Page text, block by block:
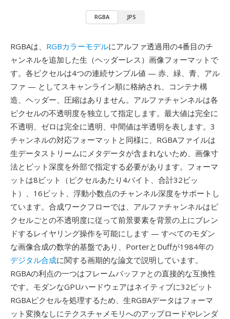
RGBA JPS
RGBAは、 RGBカラーモデルにアルファ透過用の4番目のチ
ャンネルを追加した生（ヘッダーレス）画像フォーマットで
す。各ピクセルは4つの連続サンプル値 — 赤、緑、青、アル
ファ — としてスキャンライン順に格納され、コンテナ構
造、ヘッダー、圧縮はありません。アルファチャンネルは各
ピクセルの不透明度を独立して指定します。最大値は完全に
不透明、ゼロは完全に透明、中間値は半透明を表します。3
チャンネルの対応フォーマットと同様に、RGBAファイルは
生データストリームにメタデータが含まれないため、画像寸
法とビット深度を外部で指定する必要があります。フォーマ
ットは8ビット（ピクセルあたり4バイト、合計32ビッ
ト）、16ビット、浮動小数点のチャンネル深度をサポートし
ています。合成ワークフローでは、アルファチャンネルはピ
クセルごとの不透明度に従って前景要素を背景の上にブレン
ドするレイヤリング操作を可能にします — すべてのモダン
な画像合成の数学的基盤であり、PorterとDuffが1984年の
デジタル合成に関する画期的な論文で説明しています。
RGBAの利点の一つはフレームバッファとの直接的な互換性
です。モダンなGPUハードウェアはネイティブに32ビット
RGBAピクセルを処理するため、生RGBAデータはフォーマ
ット変換なしにテクスチャメモリへのアップロードやレンダ